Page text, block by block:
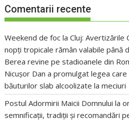
Comentarii recente
Weekend de foc la Cluj: Avertizările
nopți tropicale rămân valabile până
Berea revine pe stadioanele din
Nicușor Dan a promulgat legea
băuturilor slab alcoolizate la meciuri
Postul Adormirii Maicii Domnului la
semnificații, tradiții și recomandări